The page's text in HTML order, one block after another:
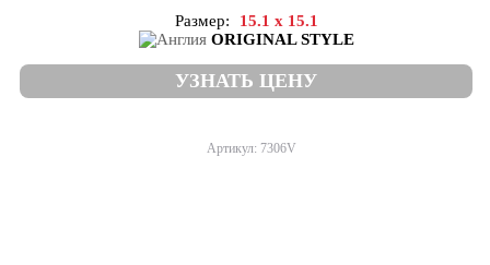
Размер:
15.1 x 15.1
ORIGINAL STYLE
УЗНАТЬ ЦЕНУ
Артикул: 7306V